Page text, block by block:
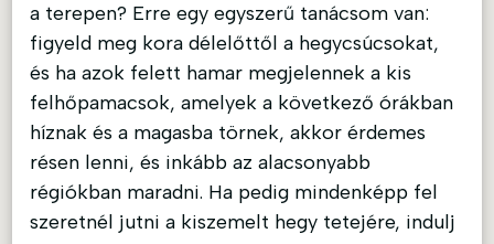
a terepen? Erre egy egyszerű tanácsom van:
figyeld meg kora délelőttől a hegycsúcsokat,
és ha azok felett hamar megjelennek a kis
felhőpamacsok, amelyek a következő órákban
híznak és a magasba törnek, akkor érdemes
résen lenni, és inkább az alacsonyabb
régiókban maradni. Ha pedig mindenképp fel
szeretnél jutni a kiszemelt hegy tetejére, indulj